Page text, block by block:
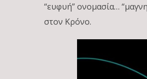
“ευφυή” ονομασία…
στον Κρόνο.